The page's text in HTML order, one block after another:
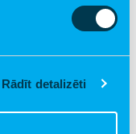
Rādīt detalizēti